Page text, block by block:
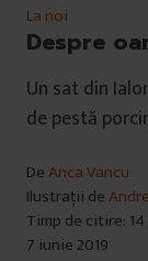
La noi
Despre
Un sat din
de pestă
DeAnca Vancu
Ilustrații de
Timp de citire:
7 iunie 2019